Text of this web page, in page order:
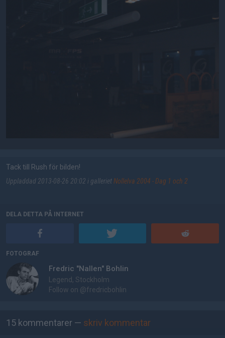
Tack till Rush för bilden!
Uppladdad 2013-08-26 20:02 i galleriet Nollelva 2004 - Dag 1 och 2
DELA DETTA PÅ INTERNET
FOTOGRAF
Fredric "Nallen" Bohlin
Legend, Stockholm
Follow on @fredricbohlin
15 kommentarer — skriv kommentar